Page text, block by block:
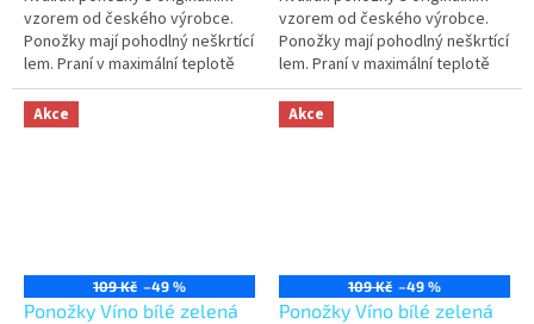
vzorem od českého výrobce.
Ponožky mají pohodlný neškrtící
lem. Praní v maximální teplotě
40°C.
vzorem od českého výrobce.
Ponožky mají pohodlný neškrtící
lem. Praní v maximální teplotě
40°C.
Akce
109 Kč –49 %
Ponožky Víno bílé zelená
Akce
109 Kč –49 %
Ponožky Víno bílé zelená